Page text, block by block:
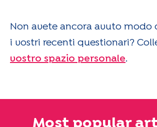
Non avete ancora avuto modo
i vostri recenti questionari?
vostro spazio personale.
Most popular